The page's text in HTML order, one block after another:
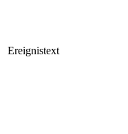
Ereignistext